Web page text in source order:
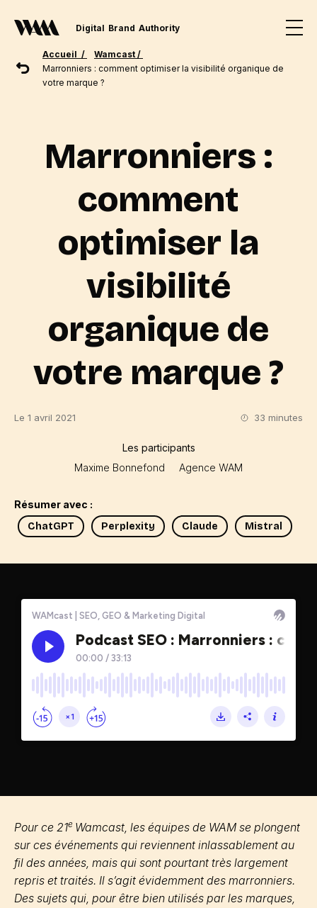
Digital Brand Authority
Accueil /
Wamcast /
Marronniers : comment optimiser la visibilité organique de
votre marque ?
Marronniers :
comment
optimiser la
visibilité
organique de
votre marque ?
Le 1 avril 2021 33 minutes
Les participants
Maxime Bonnefond
Agence WAM
Résumer avec :
ChatGPT
Perplexity Claude Mistral
Pour ce 21e Wamcast, les équipes de WAM se plongent
sur ces événements qui reviennent inlassablement au
fil des années, mais qui sont pourtant très largement
repris et traités. Il s’agit évidemment des marronniers.
Des sujets qui, pour être bien utilisés par les marques,